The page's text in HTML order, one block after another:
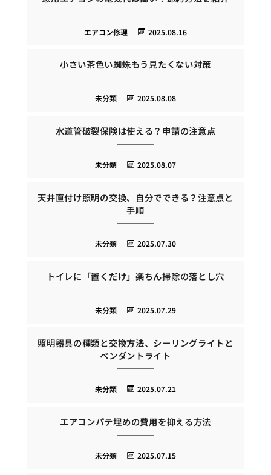
2025.08.16
エアコン修理
小さい茶色い蜘蛛もう見たくない対策
2025.08.08
未分類
水道管破裂保険は使える？申請の注意点
2025.08.07
未分類
天井直付け照明の交換、自分でできる？注意点と
手順
2025.07.30
未分類
トイレに「置くだけ」楽ちん掃除の落とし穴
2025.07.29
未分類
照明器具の種類と交換方法、シーリングライトと
ペンダントライト
2025.07.21
未分類
エアコンパテ埋めの費用を抑える方法
2025.07.15
未分類